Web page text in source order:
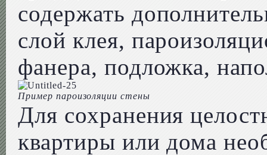
содержать
слой клея,
фанера, подложка,
Пример пароизоляции стены
Для сохранения
квартиры или дома